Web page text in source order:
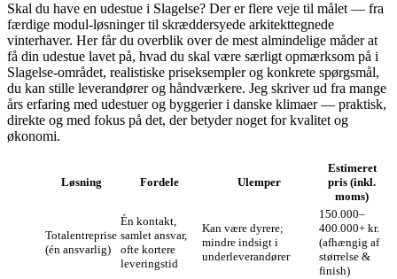
Skal du have en udestue i Slagelse? Der er flere veje til målet — fra
færdige modul‑løsninger til skræddersyede arkitekttegnede
vinterhaver. Her får du overblik over de mest almindelige måder at
få din udestue lavet på, hvad du skal være særligt opmærksom på i
Slagelse‑området, realistiske priseksempler og konkrete spørgsmål,
du kan stille leverandører og håndværkere. Jeg skriver ud fra mange
års erfaring med udestuer og byggerier i danske klimaer — praktisk,
direkte og med fokus på det, der betyder noget for kvalitet og
økonomi.
Løsning Fordele Ulemper
Estimeret
pris (inkl.
moms)
Totalentreprise
(én ansvarlig)
Én kontakt,
samlet ansvar,
ofte kortere
leveringstid
Kan være dyrere;
mindre indsigt i
underleverandører
150.000–
400.000+ kr.
(afhængig af
størrelse &
finish)